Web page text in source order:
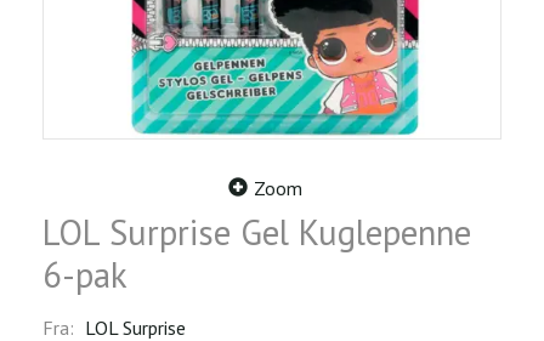
Zoom
LOL Surprise Gel Kuglepenne
6-pak
Fra: LOL Surprise